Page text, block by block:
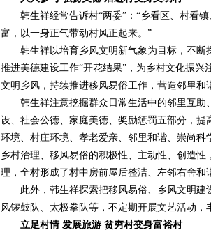
韩生祥经常告诉村“两委”：“乡看区、村看镇
富，以一身正气带动村风正起来。”
韩生祥以培育乡风文明新气象为目标，不断
推进美德建设工作“开花结果”，为乡村文化振
文明乡风，持续推进移风易俗工作，营造邻里和
韩生祥注意挖掘群众日常生活中的邻里互助
设、社会公德、家庭美德、奖励惩罚五部分，
环境、村庄环境、孝老爱亲、邻里和谐、崇尚
乡村治理、移风易俗的积极性、主动性、创造
理，全村形成了村中房前屋后整洁、左邻右舍和
此外，韩生祥探索把移风易俗、乡风文明建
风锣鼓队、太极拳队等，不定期开展文艺活动，
立足村情 发展旅游 贫穷村变身富裕村